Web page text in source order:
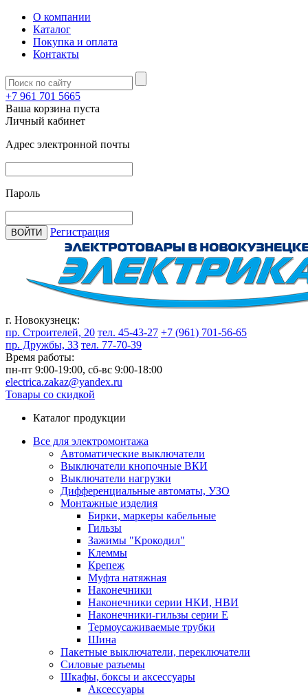
О компании
Каталог
Покупка и оплата
Контакты
+7 961 701 5665
Ваша корзина пуста
Личный кабинет
Адрес электронной почты
Пароль
ВОЙТИ Регистрация
г. Новокузнецк:
пр. Строителей, 20 тел. 45-43-27 +7 (961) 701-56-65
пр. Дружбы, 33 тел. 77-70-39
Время работы:
пн-пт 9:00-19:00, сб-вс 9:00-18:00
electrica.zakaz@yandex.ru
Товары со скидкой
Каталог продукции
Все для электромонтажа
Автоматические выключатели
Выключатели кнопочные ВКИ
Выключатели нагрузки
Дифференциальные автоматы, УЗО
Монтажные изделия
Бирки, маркеры кабельные
Гильзы
Зажимы "Крокодил"
Клеммы
Крепеж
Муфта натяжная
Наконечники
Наконечники серии НКИ, НВИ
Наконечники-гильзы серии Е
Термоусаживаемые трубки
Шина
Пакетные выключатели, переключатели
Силовые разъемы
Шкафы, боксы и аксессуары
Аксессуары